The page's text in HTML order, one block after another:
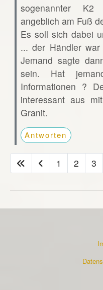
sogenannter
angeblich am Fuß
Es soll sich dabei
... der Händler
Jemand sagte
sein. Hat
Informationen ?
interessant aus
Granit.
Antworten
1 2 3